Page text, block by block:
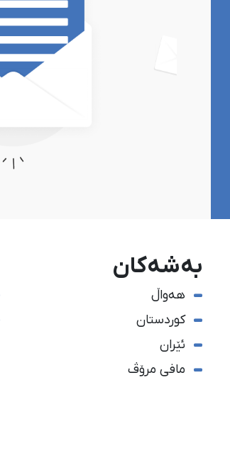
بەشەکان
هەواڵ
کوردستان
ئێران
مافی مرۆڤ